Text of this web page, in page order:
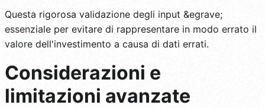
Questa rigorosa validazione degli input &egrave;
essenziale per evitare di rappresentare in modo errato il
valore dell'investimento a causa di dati errati.
Considerazioni e
limitazioni avanzate